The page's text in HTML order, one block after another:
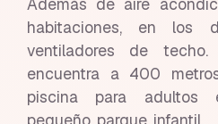
habitaciones, en los
ventiladores de
encuentra a 400
piscina para
pequeño parque infantil.